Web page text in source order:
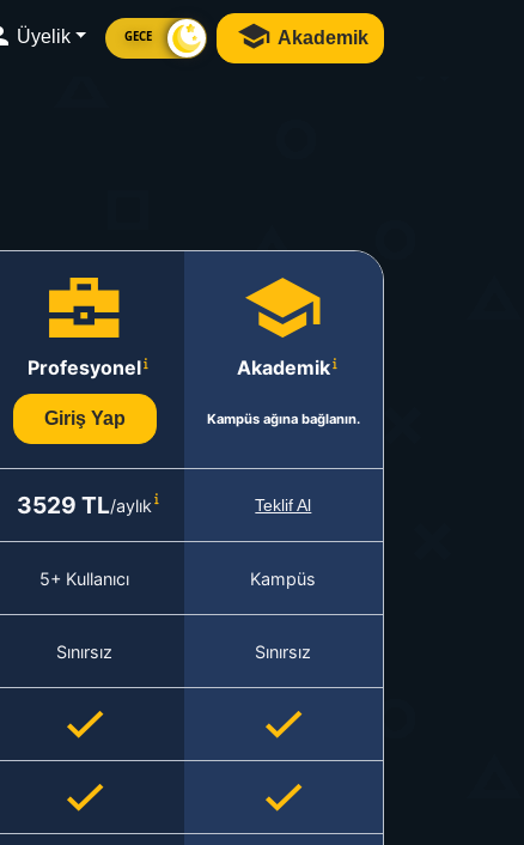
Üyelik GECE Akademik
Profesyonel
Giriş Yap
Akademik
Kampüs ağına bağlanın.
3529 TL/aylık Teklif Al
5+ Kullanıcı Kampüs
Sınırsız Sınırsız